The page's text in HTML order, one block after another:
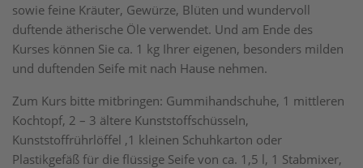
sowie feine Kräuter, Gewürze, Blüten und wundervoll
duftende ätherische Öle verwendet. Und am Ende des
Kurses können Sie ca. 1 kg Ihrer eigenen, besonders milden
und duftenden Seife mit nach Hause nehmen.
Zum Kurs bitte mitbringen: Gummihandschuhe, 1 mittleren
Kochtopf, 2 – 3 ältere Kunststoffschüsseln,
Kunststoffrührlöffel ,1 kleinen Schuhkarton oder
Plastikgefäß für die flüssige Seife von ca. 1,5 l, 1 Stabmixer,